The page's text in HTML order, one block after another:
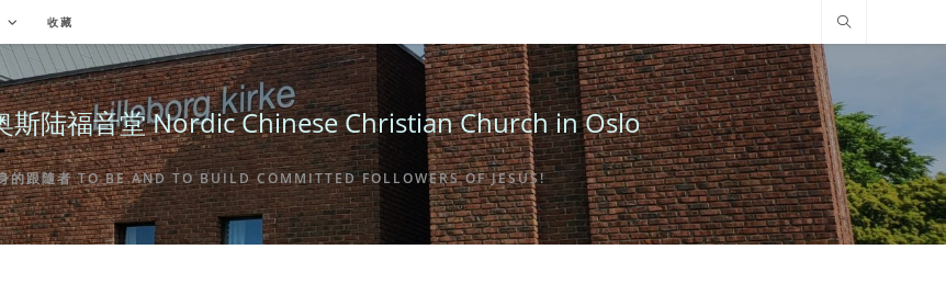
收藏
斯陆福音堂 Nordic Chinese Christian Church in Oslo
的跟隨者 TO BE AND TO BUILD COMMITTED FOLLOWERS OF JESUS!